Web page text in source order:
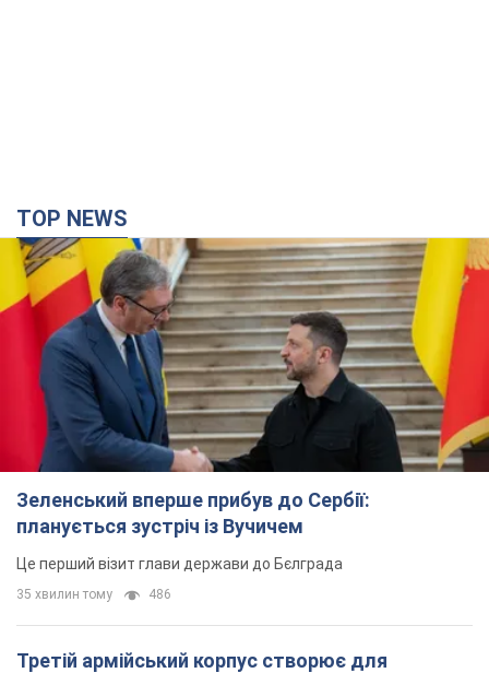
TOP NEWS
Зеленський вперше прибув до Сербії:
планується зустріч із Вучичем
Це перший візит глави держави до Бєлграда
35 хвилин тому 486
Третій армійський корпус створює для